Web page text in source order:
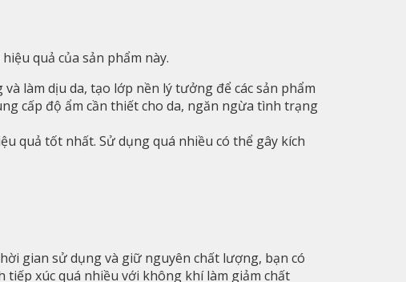
quả của sản phẩm này.
làm dịu da, tạo lớp nền lý tưởng để các sản phẩm
cấp độ ẩm cần thiết cho da, ngăn ngừa tình trạng
quả tốt nhất. Sử dụng quá nhiều có thể gây kích
gian sử dụng và giữ nguyên chất lượng, bạn có
xúc quá nhiều với không khí làm giảm chất